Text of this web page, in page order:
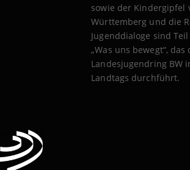
sowie der Kindergipfel
Württemberg und die
Jugenddialoge sind
„Was uns bewegt“, das
Landesjugendring BW
Landtags durchführt.